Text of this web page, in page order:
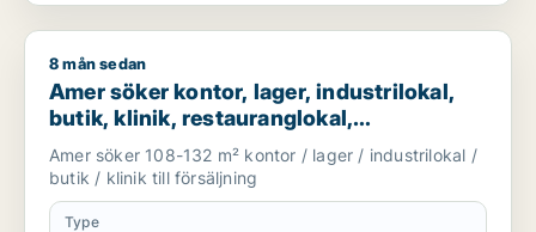
Amer söker kontor, lager, industrilokal, butik, klinik,
8 mån sedan
Amer söker kontor, lager, industrilokal,
butik, klinik, restauranglokal,
fastighetsmark, bostadsfastighet, hotell
eller garage till salu i Svalöv, Bjuv eller
Åstorp m.fl.
Amer söker 108-132 m² kontor / lager / industrilokal /
butik / klinik till försäljning
Type